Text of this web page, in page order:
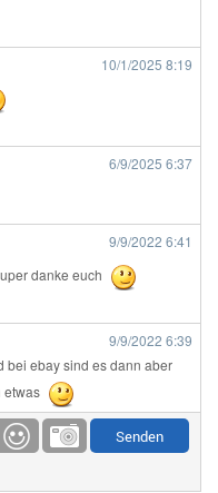
10/1/2025 8:19
6/9/2025 6:37
9/9/2022 6:41
danke euch
9/9/2022 6:39
bei ebay sind es dann aber
etwas
9/1/20226:17